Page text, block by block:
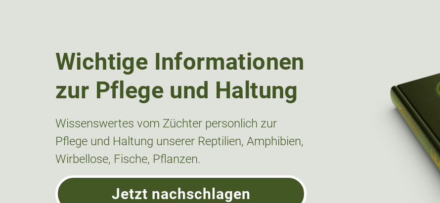
Wichtige Informationen
zur Pflege und Haltung
Wissenswertes vom Züchter personlich zur
Pflege und Haltung unserer Reptilien, Amphibien,
Wirbellose, Fische, Pflanzen.
Jetzt nachschlagen